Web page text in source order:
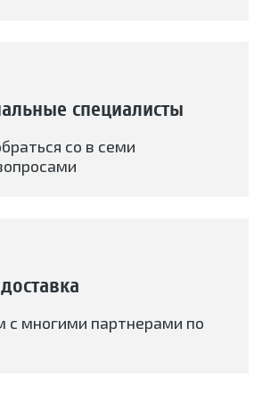
специалисты
со в семи
с многими партнерами по